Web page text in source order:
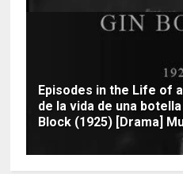
Episodes in the Life of
de la vida de una
Block (1925) [Drama]